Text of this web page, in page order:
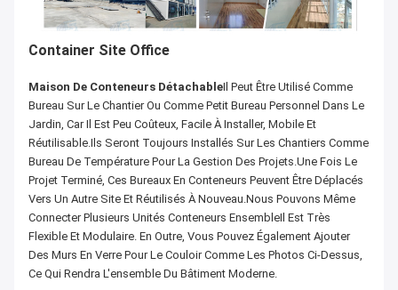
Container Site Office
Maison De Conteneurs DétachableIl Peut Être Utilisé Comme
Bureau Sur Le Chantier Ou Comme Petit Bureau Personnel Dans Le
Jardin, Car Il Est Peu Coûteux, Facile À Installer, Mobile Et
Réutilisable.Ils Seront Toujours Installés Sur Les Chantiers Comme
Bureau De Température Pour La Gestion Des Projets.Une Fois Le
Projet Terminé, Ces Bureaux En Conteneurs Peuvent Être Déplacés
Vers Un Autre Site Et Réutilisés À Nouveau.Nous Pouvons Même
Connecter Plusieurs Unités Conteneurs EnsembleIl Est Très
Flexible Et Modulaire. En Outre, Vous Pouvez Également Ajouter
Des Murs En Verre Pour Le Couloir Comme Les Photos Ci-Dessus,
Ce Qui Rendra L'ensemble Du Bâtiment Moderne.